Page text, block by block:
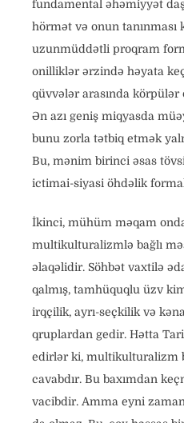
fundamental əhəmiyyət
hörmət və onun
uzunmüddətli proqram
onilliklər ərzində həyata
qüvvələr arasında körpülər
Ən azı geniş miqyasda
bunu zorla tətbiq etmək
Bu, mənim birinci əsas
ictimai-siyasi öhdəlik
İkinci, mühüm məqam
multikulturalizmlə bağlı
əlaqəlidir. Söhbət vaxtilə
qalmış, tamhüquqlu üzv
irqçilik, ayrı-seçkilik və
qruplardan gedir. Hətta
edirlər ki, multikulturalizm
cavabdır. Bu baxımdan
vacibdir. Amma eyni